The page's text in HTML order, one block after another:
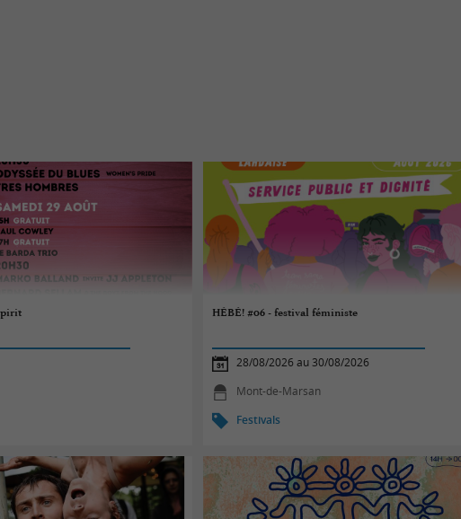
HÉBÉ! #06 - festival féministe
28/08/2026 au 30/08/2026
Mont-de-Marsan
Festivals